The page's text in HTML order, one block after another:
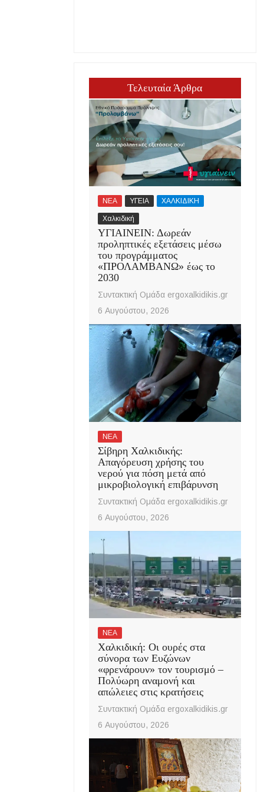
Τελευταία Άρθρα
ΝΕΑ ΥΓΕΙΑ ΧΑΛΚΙΔΙΚΗ
Χαλκιδική
ΥΓΙΑΙΝΕΙΝ: Δωρεάν
προληπτικές εξετάσεις μέσω
του προγράμματος
«ΠΡΟΛΑΜΒΑΝΩ» έως το
2030
Συντακτική Ομάδα ergoxalkidikis.gr
6 Αυγούστου, 2026
ΝΕΑ
Σίβηρη Χαλκιδικής:
Απαγόρευση χρήσης του
νερού για πόση μετά από
μικροβιολογική επιβάρυνση
Συντακτική Ομάδα ergoxalkidikis.gr
6 Αυγούστου, 2026
ΝΕΑ
Χαλκιδική: Οι ουρές στα
σύνορα των Ευζώνων
«φρενάρουν» τον τουρισμό –
Πολύωρη αναμονή και
απώλειες στις κρατήσεις
Συντακτική Ομάδα ergoxalkidikis.gr
6 Αυγούστου, 2026